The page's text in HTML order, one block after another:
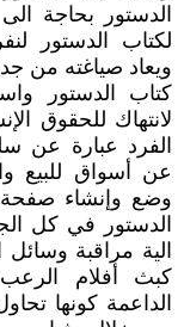
الدستور بحاجة
لكتاب الدستور
ويعاد صياغته من
كتاب الدستور
لانتهاك للحقوق
الفرد عبارة عن
عن أسواق للبيع
وضع وإنشاء صفحة
الدستور في كل
الية مراقبة وسائل
كبث أفلام
الداعمة كونها